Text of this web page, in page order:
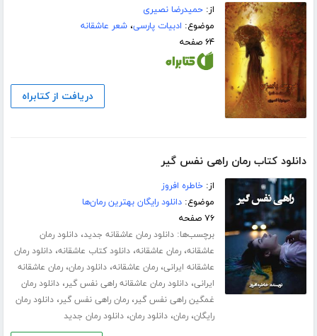
از:حمیدرضا نصیری
موضوع: ادبیات پارسی،شعر عاشقانه
۶۴ صفحه
دریافت از کتابراه
دانلود کتاب رمان راهی نفس گیر
از:خاطره افروز
موضوع:دانلود رایگان بهترین رمان‌ها
۷۶ صفحه
برچسب‌ها:دانلود رمان عاشقانه جدید،دانلود رمان
عاشقانه،رمان عاشقانه،دانلود کتاب عاشقانه،دانلود رمان
عاشقانه ایرانی،رمان عاشقانه،دانلود رمان،رمان عاشقانه
ایرانی،دانلود رمان عاشقانه راهی نفس گیر،دانلود رمان
غمگین راهی نفس گیر،رمان راهی نفس گیر،دانلود رمان
رایگان،رمان،دانلود رمان،دانلود رمان جدید